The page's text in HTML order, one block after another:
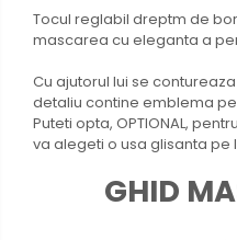
Tocul reglabil dreptm de
mascarea cu eleganta a
Cu ajutorul lui se
detaliu contine emblema
Puteti opta, OPTIONAL,
va alegeti o usa glisanta pe
GHID